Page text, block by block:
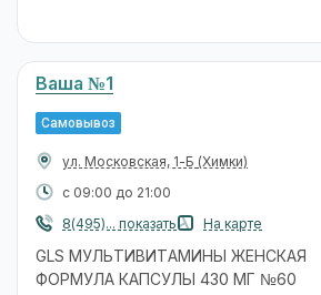
Ваша №1
Самовывоз
ул. Московская, 1-Б (Химки)
с 09:00 до 21:00
8(495)... показать
На карте
GLS МУЛЬТИВИТАМИНЫ ЖЕНСКАЯ
ФОРМУЛА КАПСУЛЫ 430 МГ №60